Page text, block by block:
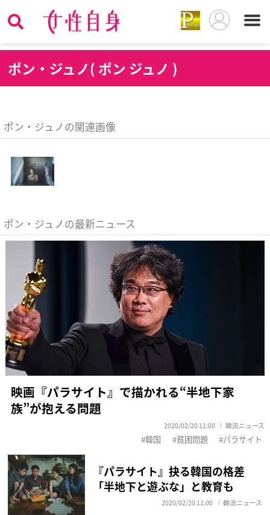
ポン・ジュノ( ポン ジュノ )
ポン・ジュノの関連画像
ポン・ジュノの最新ニュース
映画『パラサイト』で描かれる“半地下家
族”が抱える問題
2020/02/20 11:00 韓流ニュース
韓国 貧困問題 パラサイト
『パラサイト』抉る韓国の格差
「半地下と遊ぶな」と教育も
2020/02/20 11:00 韓流ニュース